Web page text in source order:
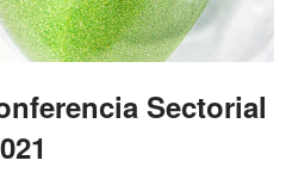
Sectorial